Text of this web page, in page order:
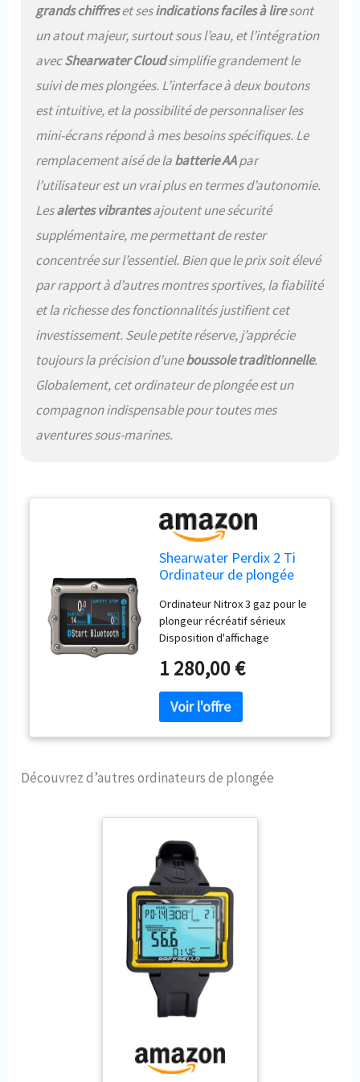
grands chiffreset sesindications faciles à liresont
un atout majeur, surtout sous l’eau, et l’intégration
avecShearwater Cloudsimplifie grandement le
suivi de mes plongées. L’interface à deux boutons
est intuitive, et la possibilité de personnaliser les
mini-écrans répond à mes besoins spécifiques. Le
remplacement aisé de labatterie AApar
l’utilisateur est un vrai plus en termes d’autonomie.
Lesalertes vibrantesajoutent une sécurité
supplémentaire, me permettant de rester
concentrée sur l’essentiel. Bien que le prix soit élevé
par rapport à d’autres montres sportives, la fiabilité
et la richesse des fonctionnalités justifient cet
investissement. Seule petite réserve, j’apprécie
toujours la précision d’uneboussole traditionnelle.
Globalement, cet ordinateur de plongée est un
compagnon indispensable pour toutes mes
aventures sous-marines.
Shearwater Perdix 2 Ti
Ordinateur de plongée
Ordinateur Nitrox 3 gaz pour le
plongeur récréatif sérieux
Disposition d'affichage
Intégration aérienne en option à
l'aide d'émetteurs Swift Écran
2,2 pouces avec une gamme de
couleurs et une saturation vives
et améliorées Piles
1 280,00 €
Découvrez d’autres ordinateurs de plongée